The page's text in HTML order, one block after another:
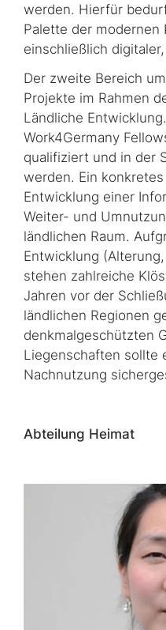
werden. Hierfür
Palette der modernen
einschließlich
Der zweite Bereich
Projekte im Rahmen
Ländliche
Work4Germany
qualifiziert und in der
werden. Ein
Entwicklung einer
Weiter- und
ländlichen Raum.
Entwicklung
stehen zahlreiche
Jahren vor der
ländlichen Regionen
denkmalgeschützten
Liegenschaften sollte
Nachnutzung
Abteilung Heimat